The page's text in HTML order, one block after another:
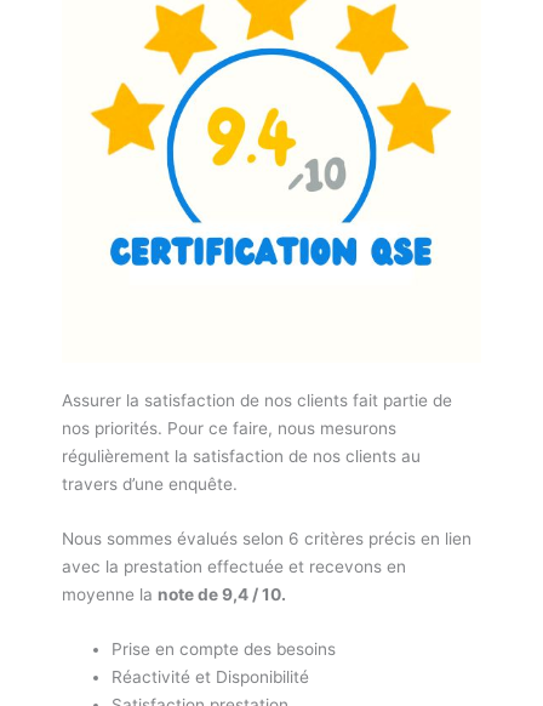
Assurer la satisfaction de nos clients fait partie de
nos priorités. Pour ce faire, nous mesurons
régulièrement la satisfaction de nos clients au
travers d’une enquête.
Nous sommes évalués selon 6 critères précis en lien
avec la prestation effectuée et recevons en
moyenne la note de 9,4 / 10.
Prise en compte des besoins
Réactivité et Disponibilité